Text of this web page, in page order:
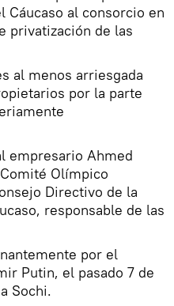
al consorcio en
privatización de las
al menos arriesgada
por la parte
empresario Ahmed
Olímpico
Directivo de la
responsable de las
por el
Putin, el pasado 7 de
Sochi.